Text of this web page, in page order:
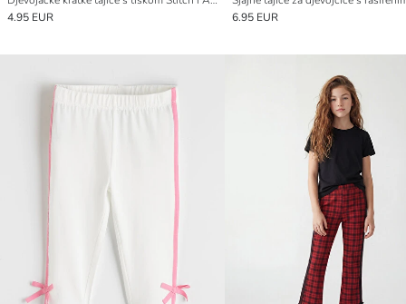
4.95 EUR
6.95 EUR